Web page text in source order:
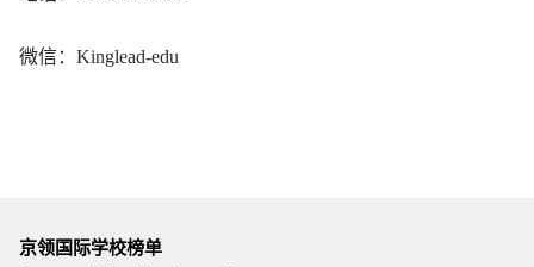
微信：Kinglead-edu
京领国际学校榜单